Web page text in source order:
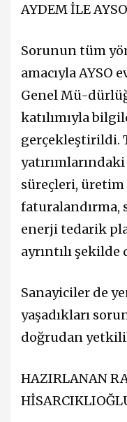
AYDEM İLE
Sorunun tüm
amacıyla AYSO
Genel Mü-
katılımıyla
gerçekleştirildi.
süreçleri, üretim
faturalandırma,
enerji tedarik
ayrıntılı
Sanayiciler de
yaşadıkları
doğrudan
HAZIRLANAN